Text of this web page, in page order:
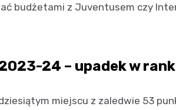
budżetami z Juventusem czy
24 – upadek w
miejscu z zaledwie 53